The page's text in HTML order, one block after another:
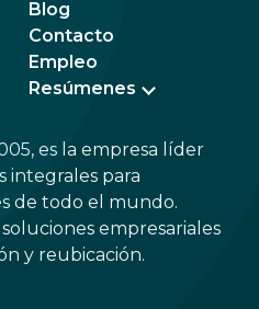
Blog
Contacto
Empleo
Resúmenes
es la empresa líder
integrales para
de todo el mundo.
empresariales
y reubicación.